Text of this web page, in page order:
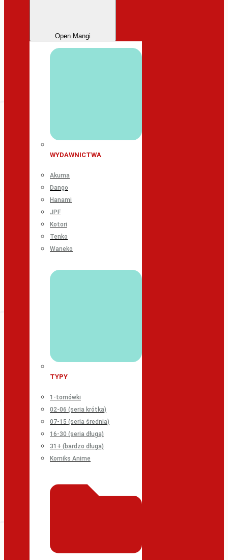
Open Mangi
WYDAWNICTWA
Akuma
Dango
Hanami
JPF
Kotori
Tenko
Waneko
TYPY
1-tomówki
02-06 (seria krótka)
07-15 (seria średnia)
16-30 (seria długa)
31+ (bardzo długa)
Komiks Anime